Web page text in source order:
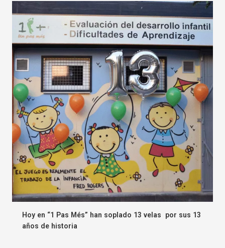
Hoy en “1 Pas Més” han soplado 13 velas por sus 13
años de historia